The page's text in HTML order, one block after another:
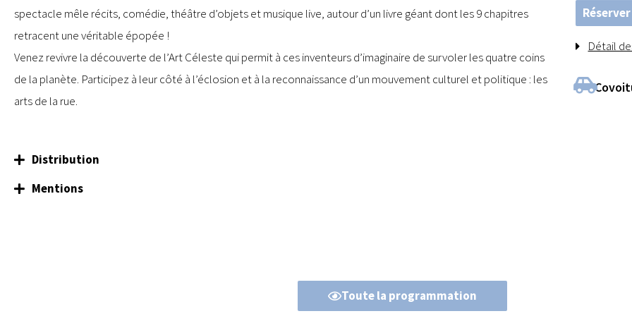
spectacle mêle récits, comédie, théâtre d’objets et musique live, autour d’un livre géant dont les 9 chapitres
retracent une véritable épopée !
Venez revivre la découverte de l’Art Céleste qui permit à ces inventeurs d’imaginaire de survoler les quatre coins
de la planète. Participez à leur côté à l’éclosion et à la reconnaissance d’un mouvement culturel et politique : les
arts de la rue.
Distribution
Mentions
Réserver
Détail
Toute la programmation